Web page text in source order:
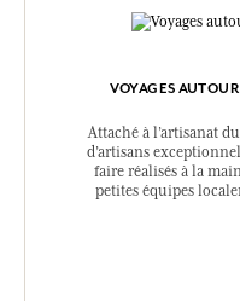
VOYAGES
Attaché à l’artisanat
d’artisans
faire réalisés à la
petites équipes